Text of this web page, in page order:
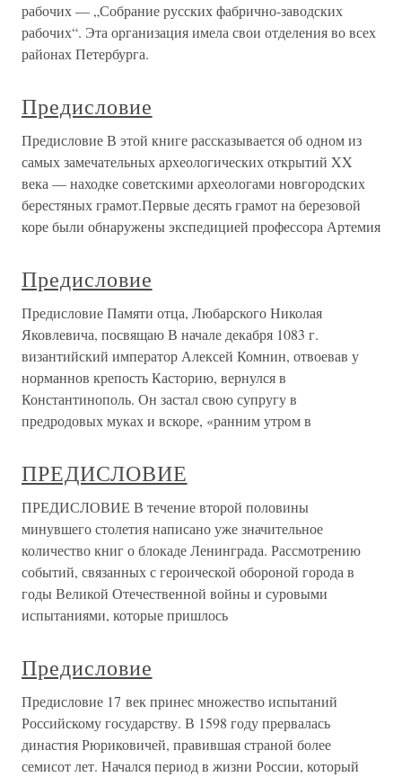
рабочих — „Собрание русских фабрично-заводских
рабочих“. Эта организация имела свои отделения во всех
районах Петербурга.
Предисловие
Предисловие В этой книге рассказывается об одном из
самых замечательных археологических открытий XX
века — находке советскими археологами новгородских
берестяных грамот.Первые десять грамот на березовой
коре были обнаружены экспедицией профессора Артемия
Предисловие
Предисловие Памяти отца, Любарского Николая
Яковлевича, посвящаю В начале декабря 1083 г.
византийский император Алексей Комнин, отвоевав у
норманнов крепость Касторию, вернулся в
Константинополь. Он застал свою супругу в
предродовых муках и вскоре, «ранним утром в
ПРЕДИСЛОВИЕ
ПРЕДИСЛОВИЕ В течение второй половины
минувшего столетия написано уже значительное
количество книг о блокаде Ленинграда. Рассмотрению
событий, связанных с героической обороной города в
годы Великой Отечественной войны и суровыми
испытаниями, которые пришлось
Предисловие
Предисловие 17 век принес множество испытаний
Российскому государству. В 1598 году прервалась
династия Рюриковичей, правившая страной более
семисот лет. Начался период в жизни России, который